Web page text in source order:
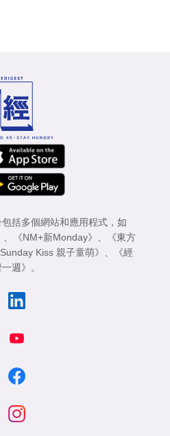
括多個網站和應用程式，如
、 《NM+新Monday》 、
《東方
Sunday Kiss 親子童萌》 、
《經
週》 。